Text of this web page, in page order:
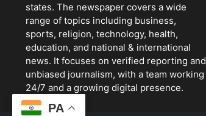
states. The newspaper covers a wide
range of topics including business,
sports, religion, technology, health,
education, and national & international
news. It focuses on verified reporting and
unbiased journalism, with a team working
24/7 and a growing digital presence.
PA